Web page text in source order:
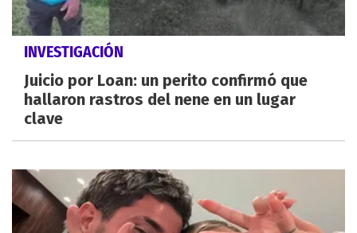
INVESTIGACIÓN
Juicio por Loan: un perito confirmó que
hallaron rastros del nene en un lugar
clave